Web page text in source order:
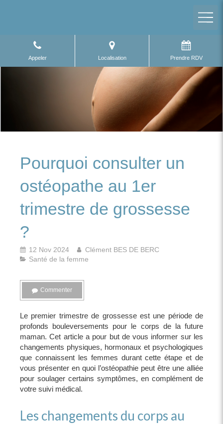
Appeler Localisation Prendre RDV
Pourquoi consulter un
ostéopathe au 1er
trimestre de grossesse
?
12 Nov 2024
Clément BES DE BERC
Santé de la femme
Commenter
Le premier trimestre de grossesse est une période de
profonds bouleversements pour le corps de la future
maman. Cet article a pour but de vous informer sur les
changements physiques, hormonaux et psychologiques
que connaissent les femmes durant cette étape et de
vous présenter en quoi l’ostéopathie peut être une alliée
pour soulager certains symptômes, en complément de
votre suivi médical.
Les changements du corps au